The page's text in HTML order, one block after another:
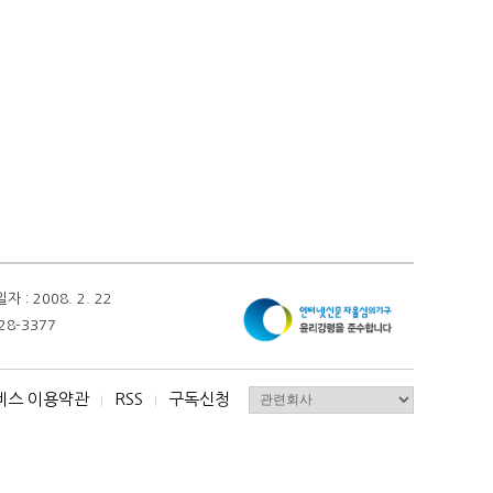
자 : 2008. 2. 22
3377
스 이용약관 I RSS I 구독신청